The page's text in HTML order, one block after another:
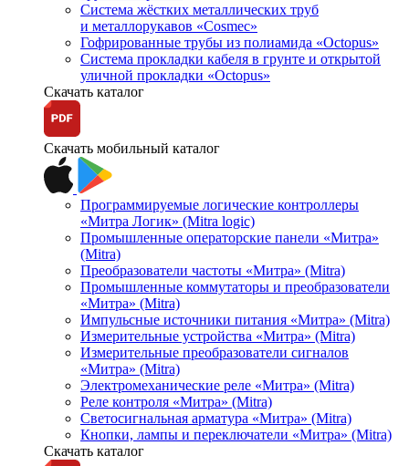
Система жёстких металлических труб
и металлорукавов «Cosmec»
Гофрированные трубы из полиамида «Octopus»
Система прокладки кабеля в грунте и открытой
уличной прокладки «Octopus»
Скачать каталог
Скачать мобильный каталог
Программируемые логические контроллеры
«Митра Логик» (Mitra logic)
Промышленные операторские панели «Митра»
(Mitra)
Преобразователи частоты «Митра» (Mitra)
Промышленные коммутаторы и преобразователи
«Митра» (Mitra)
Импульсные источники питания «Митра» (Mitra)
Измерительные устройства «Митра» (Mitra)
Измерительные преобразователи сигналов
«Митра» (Mitra)
Электромеханические реле «Митра» (Mitra)
Реле контроля «Митра» (Mitra)
Светосигнальная арматура «Митра» (Mitra)
Кнопки, лампы и переключатели «Митра» (Mitra)
Скачать каталог